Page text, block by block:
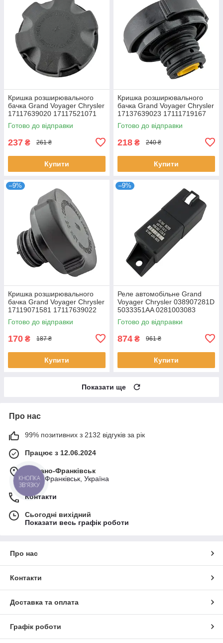
Кришка розширювального
бачка Grand Voyager Chrysler
17117639020 17117521071
7639020 7521071
Готово до відправки
237 ₴ 261 ₴
Купити
Кришка розширювального
бачка Grand Voyager Chrysler
17137639023 17111719167
17112242256 17114379048
Готово до відправки
218 ₴ 240 ₴
Купити
–9%
Кришка розширювального
бачка Grand Voyager Chrysler
17119071581 17117639022
17111742231 17111712669
Готово до відправки
170 ₴ 187 ₴
Купити
–9%
Реле автомобільне Grand
Voyager Chrysler 038907281D
5033351AA 0281003083
132106 2502106 0522120504
Готово до відправки
874 ₴ 961 ₴
Купити
Показати ще
Про нас
99% позитивних з 2132 відгуків за рік
Працює з 12.06.2024
м. Івано-Франківськ
Івано-Франківськ, Україна
Контакти
Сьогодні вихідний
Показати весь графік роботи
Про нас
Контакти
Доставка та оплата
Графік роботи
КНОПКА
ЗВ'ЯЗКУ